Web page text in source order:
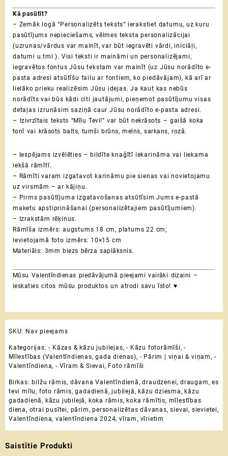
Kā pasūtīt?
– Zemāk logā “Personalizēts teksts” ierakstiet datumu, uz kuru
pasūtījums nepieciešams, vēlmes teksta personalizācijai
(uzrunas/vārdus var mainīt, var būt iegravēti vārdi, iniciāļi,
datumi u.tml.). Visi teksti ir maināmi un personalizējami,
iegravētos fontus Jūsu tekstam var mainīt (uz Jūsu norādīto e-
pasta adresi atsūtīšu failu ar fontiem, ko piedāvājam), kā arī ar
lielāko prieku realizēsim Jūsu idejas. Ja kaut kas nebūs
norādīts vai būs kādi citi jautājumi, pieņemot pasūtījumu visas
detaļas izrunāsim saziņā caur Jūsu norādīto e-pasta adresi.
– Izivrzītais teksts “Mīlu Tevi!” var būt nekrāsots – gaišā koka
tonī vai krāsots balts, tumši brūns, melns, sarkans, rozā.
– Iespējams izvēlēties – bildīte knaģītī iekarināma vai liekama
iekšā rāmītī.
– Rāmīti varam izgatavot karināmu pie sienas vai novietojamu
uz virsmām – ar kājiņu.
– Pirms pasūtījuma izgatavošanas atsūtīsim Jums e-pastā
maketu apstiprināšanai (personalizētajiem pasūtījumiem).
– Izrakstām rēķinus.
Rāmīša izmērs: augstums 18 cm, platums 22 cm;
Ievietojamā foto izmērs: 10×15 cm
Materiāls: 3mm biezs bērza saplāksnis.
Mūsu Valentīndienas piedāvājumā pieejami vairāki dizaini –
ieskaties citos mūsu produktos un atrodi savu īsto! ♥
SKU: Nav pieejams
Kategorijas:- Kāzas & kāzu jubilejas,- Kāzu fotorāmīši,-
Mīlestības (Valentīndienas, gada dienas), - Pārim | viņai & viņam, -
Valentīndiena,- Vīram & Sievai, Foto rāmīši
Birkas: bilžu rāmis, dāvana Valentīndienā,draudzenei,draugam,es
tevi mīlu, foto rāmis,gadadienā,jubilejā, kāzu dziesma, kāzu
gadadienā, kāzu jubilejā, koka rāmis, koka rāmītis, mīlestības
diena, otrai pusītei, pārim,personalizētas dāvanas,sievai, sievietei,
Valentīndiena,valentīndiena 2024,vīram, vīrietim
Saistītie Produkti